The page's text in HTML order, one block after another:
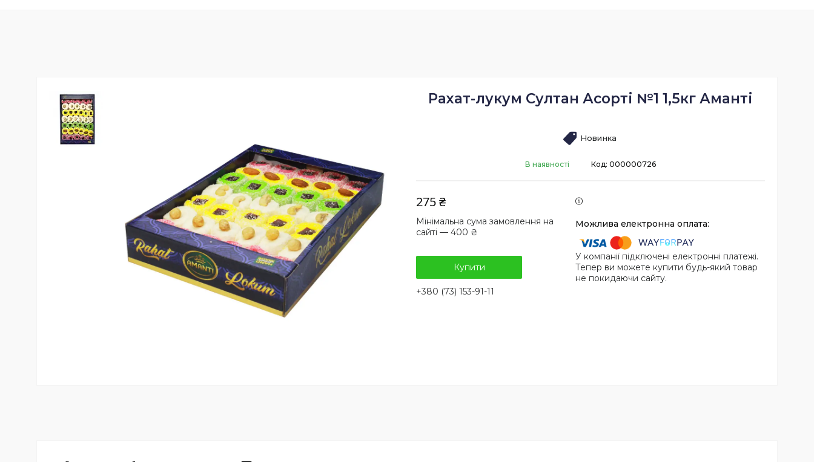
Рахат-лукум Султан Асорті №1 1,5кг Аманті
Новинка
В наявності Код: 000000726
275 ₴
Мінімальна сума замовлення на
сайті — 400 ₴
Купити
+380 (73) 153-91-11
У компанії підключені електронні платежі.
Тепер ви можете купити будь-який товар
не покидаючи сайту.